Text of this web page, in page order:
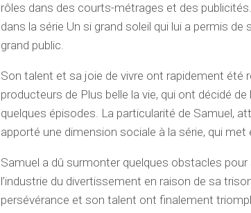
rôles dans des courts-métrages et des
dans la série Un si grand soleil qui lui a permis de
grand public.
Son talent et sa joie de vivre ont rapidement été
producteurs de Plus belle la vie, qui ont décidé de
quelques épisodes. La particularité de Samuel,
apporté une dimension sociale à la série, qui met
Samuel a dû surmonter quelques obstacles pour
l’industrie du divertissement en raison de sa
persévérance et son talent ont finalement